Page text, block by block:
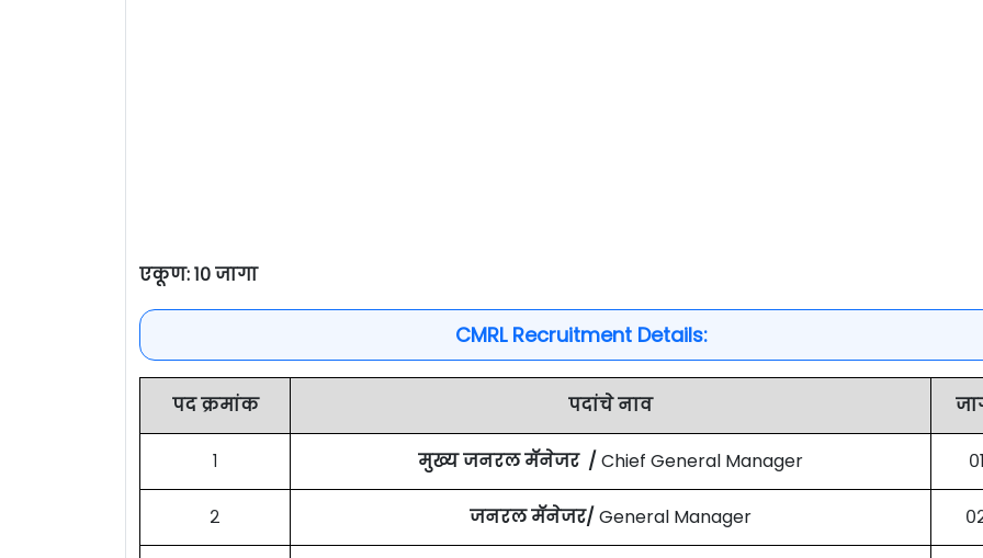
एकूण: १० जागा
CMRL Recruitment Details:
पद क्रमांक पदांचे नाव
१ मुख्य जनरल मॅनेजर / Chief General Manager
२ जनरल मॅनेजर/ General Manager